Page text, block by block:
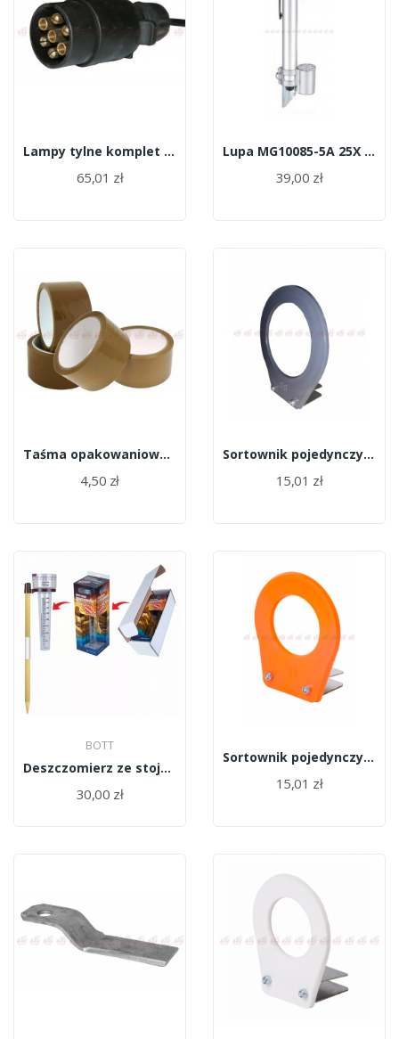
Lampy tylne komplet 2szt JH 101-A
65,01 zł
Lupa MG10085-5A 25X (długopis)
39,00 zł
Taśma opakowaniowa przezroczysta /brązowa
4,50 zł
Sortownik pojedynczy (miarka) 9,0 cm
15,01 zł
BOTT
Deszczomierz ze stojakiem Bott(kpl)
30,00 zł
Sortownik pojedynczy (miarka) 5,5 cm
15,01 zł